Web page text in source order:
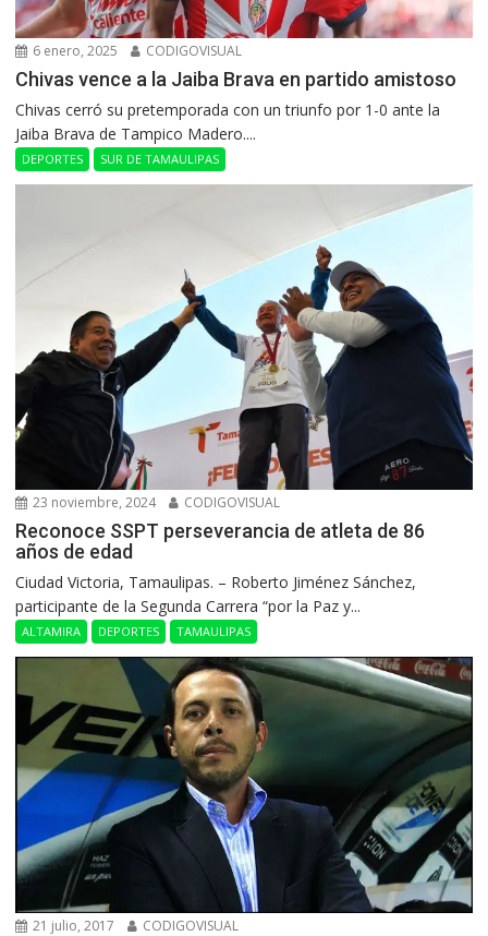
6 enero, 2025 CODIGOVISUAL
Chivas vence a la Jaiba Brava en partido amistoso
Chivas cerró su pretemporada con un triunfo por 1-0 ante la
Jaiba Brava de Tampico Madero....
DEPORTES SUR DE TAMAULIPAS
23 noviembre, 2024 CODIGOVISUAL
Reconoce SSPT perseverancia de atleta de 86
años de edad
Ciudad Victoria, Tamaulipas. – Roberto Jiménez Sánchez,
participante de la Segunda Carrera “por la Paz y...
ALTAMIRA DEPORTES TAMAULIPAS
21 julio, 2017 CODIGOVISUAL